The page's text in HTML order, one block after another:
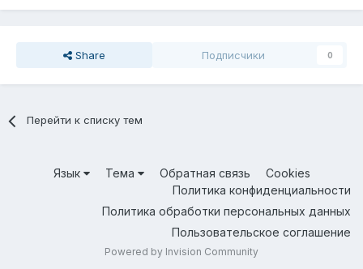
Share Подписчики 0
Перейти к списку тем
Язык Тема Обратная связь
Cookies
Политика конфиденциальности
Политика обработки персональных данных
Пользовательское соглашение
Powered by Invision Community